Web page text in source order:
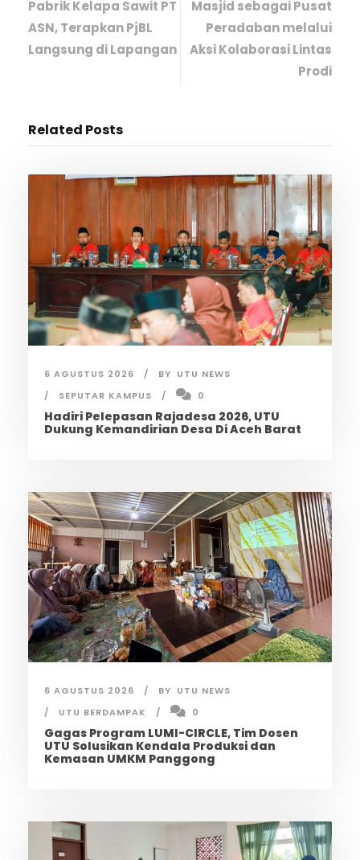
Pabrik Kelapa Sawit PT
ASN, Terapkan PjBL
Langsung di Lapangan
Masjid sebagai Pusat
Peradaban melalui
Aksi Kolaborasi Lintas
Prodi
Related Posts
6 AGUSTUS 2026 BY UTU NEWS
SEPUTAR KAMPUS
0
Hadiri Pelepasan Rajadesa 2026, UTU
Dukung Kemandirian Desa Di Aceh Barat
6 AGUSTUS 2026 BY UTU NEWS
UTU BERDAMPAK
0
Gagas Program LUMI-CIRCLE, Tim Dosen
UTU Solusikan Kendala Produksi dan
Kemasan UMKM Panggong